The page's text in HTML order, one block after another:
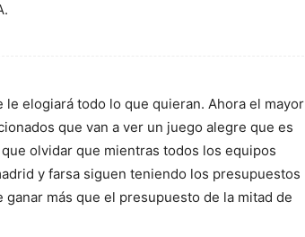
elogiará todo lo que quieran. Ahora el mayor
que van a ver un juego alegre que es
olvidar que mientras todos los equipos
y farsa siguen teniendo los presupuestos
ganar más que el presupuesto de la mitad de